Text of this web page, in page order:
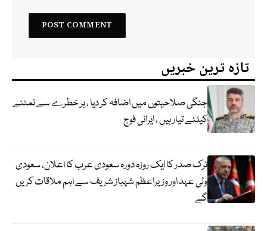
تازہ ترین خبریں
جنگی صلاحیتوں میں اضافہ کر دیا ، ہر خطرے سے نمٹنے
کیلئے تیار ہیں ، ایرانی فوج
ترک صدر کا ایک روزہ دورہ سعودی عرب کا اعلان، سعودی
ولی عہد اور وزیراعظم شہباز شریف سے اہم ملاقات کریں
گے